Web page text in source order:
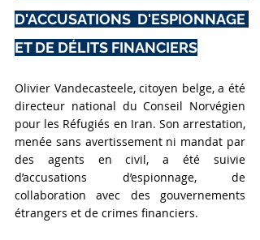
D'ACCUSATIONS D'ESPIONNAGE
ET DE DÉLITS FINANCIERS
Olivier Vandecasteele, citoyen belge, a été
directeur national du Conseil Norvégien
pour les Réfugiés en Iran. Son arrestation,
menée sans avertissement ni mandat par
des agents en civil, a été suivie
d’accusations d’espionnage, de
collaboration avec des gouvernements
étrangers et de crimes financiers.